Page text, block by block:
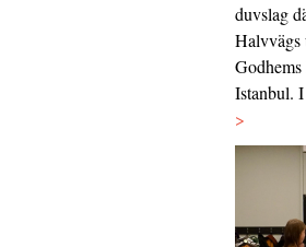
duvslag
Halvvägs
Istanbul.
>